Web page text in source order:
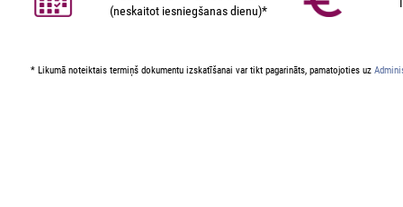
(neskaitot iesniegšanas dienu)*
* Likumā noteiktais termiņš dokumentu izskatīšanai var tikt pagarināts, pamatojoties uz